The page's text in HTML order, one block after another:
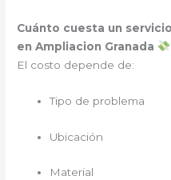
Cuánto cuesta un
en Ampliacion Granada
El costo depende de:
Tipo de problema
Ubicación
Material